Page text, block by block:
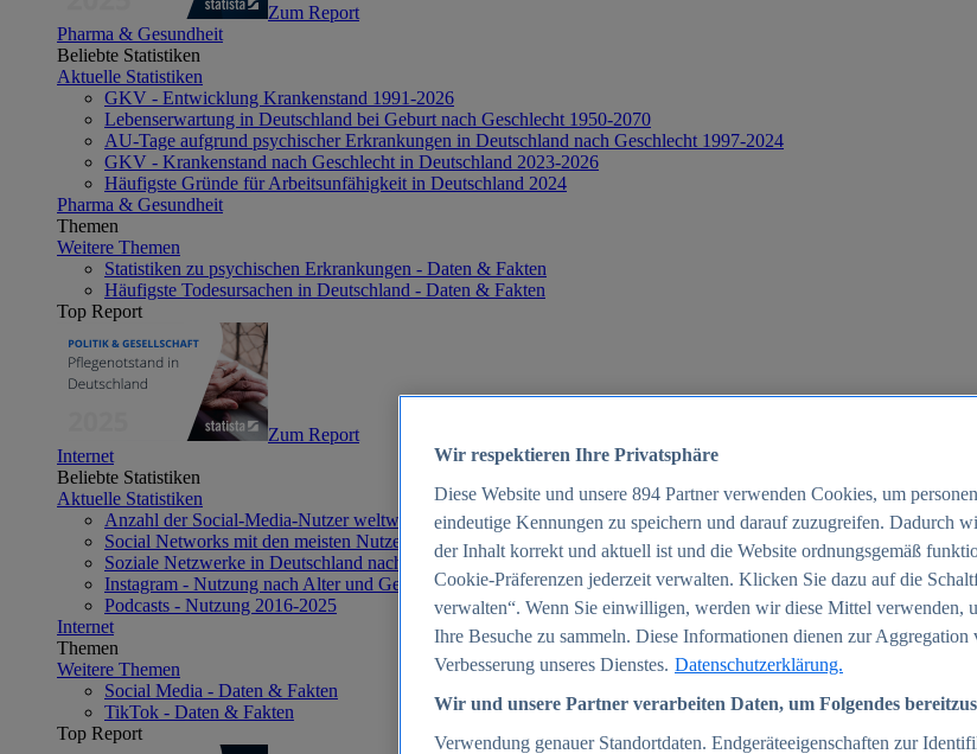
Zum Report
Pharma & Gesundheit
Beliebte Statistiken
Aktuelle Statistiken
GKV - Entwicklung Krankenstand 1991-2026
Lebenserwartung in Deutschland bei Geburt nach Geschlecht 1950-2070
AU-Tage aufgrund psychischer Erkrankungen in Deutschland nach Geschlecht 1997-2024
GKV - Krankenstand nach Geschlecht in Deutschland 2023-2026
Häufigste Gründe für Arbeitsunfähigkeit in Deutschland 2024
Pharma & Gesundheit
Themen
Weitere Themen
Statistiken zu psychischen Erkrankungen - Daten & Fakten
Häufigste Todesursachen in Deutschland - Daten & Fakten
Top Report
Zum Report
Internet
Beliebte Statistiken
Aktuelle Statistiken
Anzahl der Social-Media-Nutzer weltweit 2012-2025
Social Networks mit den meisten Nutzern weltweit 2025
Soziale Netzwerke in Deutschland nach Generationen 2025
Instagram - Nutzung nach Alter und Geschlecht in Deutschland 2025
Podcasts - Nutzung 2016-2025
Internet
Themen
Weitere Themen
Social Media - Daten & Fakten
TikTok - Daten & Fakten
Top Report
Wir respektieren Ihre Privatsphäre
Diese Website und unsere 894 Partner verwenden Cookies, um
eindeutige Kennungen zu speichern und darauf zuzugreifen. Dadurch
der Inhalt korrekt und aktuell ist und die Website ordnungsgemäß
Cookie-Präferenzen jederzeit verwalten. Klicken Sie dazu auf die
verwalten“. Wenn Sie einwilligen, werden wir diese Mittel verwenden,
Ihre Besuche zu sammeln. Diese Informationen dienen zur Aggregation
Verbesserung unseres Dienstes. Datenschutzerklärung.
Wir und unsere Partner verarbeiten Daten, um Folgendes
Verwendung genauer Standortdaten. Endgeräteeigenschaften zur